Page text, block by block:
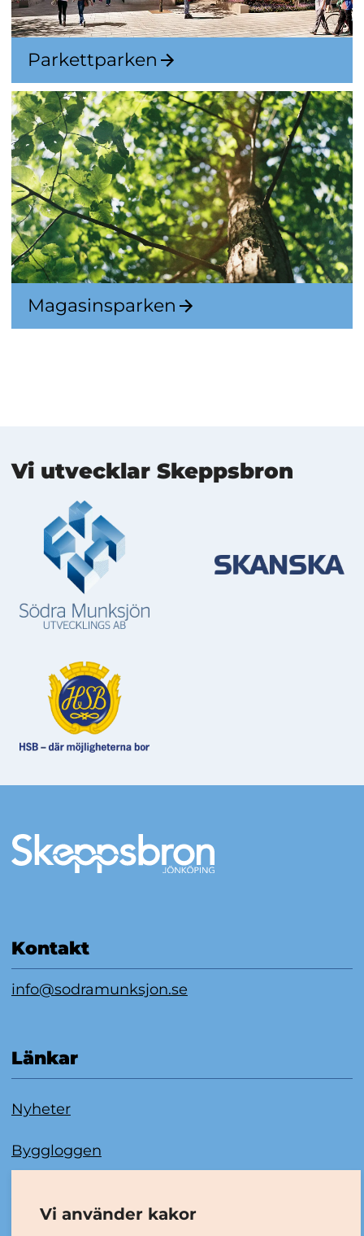
Vi använder kakor
Parkettparken
Magasinsparken
Mer information
Vi utvecklar Skeppsbron
Kontakt
info@sodramunksjon.se
Länkar
Nyheter
Byggloggen